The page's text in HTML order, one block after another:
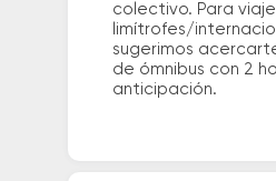
colectivo. Para
limítrofes/
sugerimos
de ómnibus con 2
anticipación.